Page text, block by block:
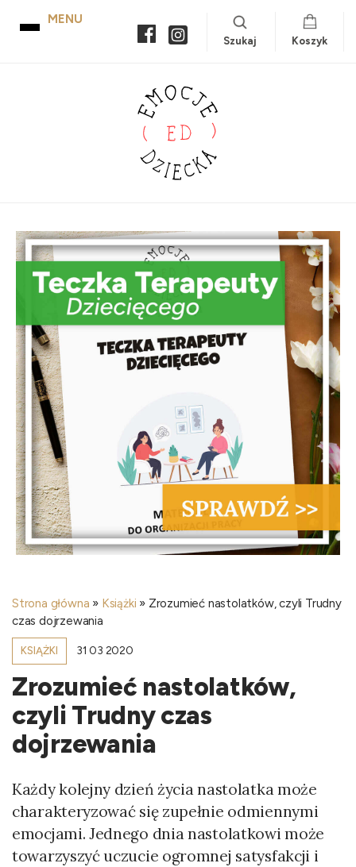
Szukaj Koszyk
Strona główna » Książki » Zrozumieć nastolatków, czyli Trudny
czas dojrzewania
KSIĄŻKI 31 03 2020
Zrozumieć nastolatków,
czyli Trudny czas
dojrzewania
Każdy kolejny dzień życia nastolatka może
charakteryzować się zupełnie odmiennymi
emocjami. Jednego dnia nastolatkowi może
towarzyszyć uczucie ogromnej satysfakcji i